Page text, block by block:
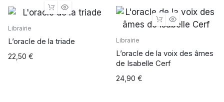
Librairie
L’oracle de la triade
22,50 €
Librairie
L’oracle de la voix des âmes
de Isabelle Cerf
24,90 €